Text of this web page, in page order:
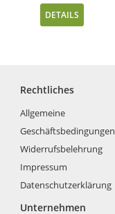
DETAILS
Rechtliches
Allgemeine
Geschäftsbedingungen
Widerrufsbelehrung
Impressum
Datenschutzerklärung
Unternehmen